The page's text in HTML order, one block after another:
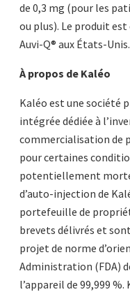
de 0,3 mg (pour les
ou plus). Le produit
Auvi-Q® aux États-Unis.
À propos de Kaléo
Kaléo est une société
intégrée dédiée à
commercialisation de
pour certaines
potentiellement
d’auto-injection de
portefeuille de
brevets délivrés et
projet de norme
Administration (FDA)
l’appareil de 99,999